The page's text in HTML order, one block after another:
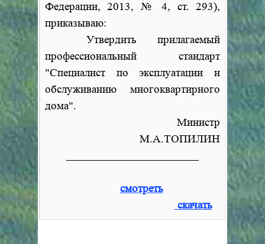
Федерации, 2013, №
4, ст. 293),
приказываю:
Утвердить прилагаемый
профессиональный стандарт
"Специалист по эксплуатации и
обслуживанию многоквартирного
дома".
Министр
М.А.ТОПИЛИН
смотреть
скачать